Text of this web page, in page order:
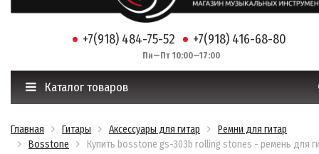
+7(918) 484-75-52 +7(918) 416-68-80
Пн—Пт 10:00—17:00
Каталог товаров
Главная Гитары Аксессуары для гитар
Ремни для гитар
Bosstone
Купить bosstone gs-303b rolling stones - ремень для